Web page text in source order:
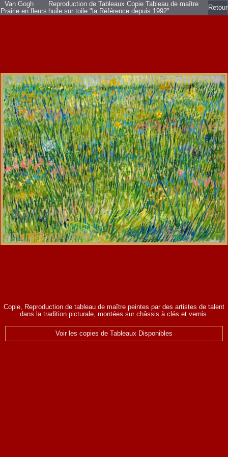
Van Gogh
Prairie en fleurs
Reproduction de Tableaux Copie Tableau de maître
huile sur toile "la Référence depuis 1992" Retour
Copie, Reproduction de tableau de maître peintes par des artistes de talent
dans la tradition picturale, montées sur châssis à clés et vernis.
Voir les copies de Tableaux Disponibles